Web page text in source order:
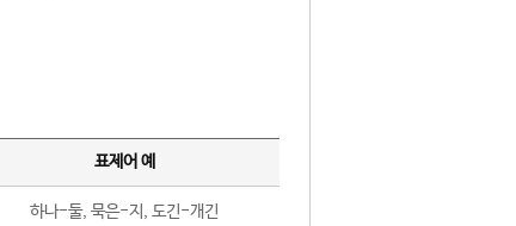
표제어 예
하나-둘, 묵은-지, 도긴-개긴